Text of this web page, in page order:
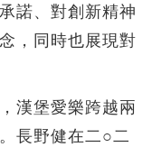
諾、對創新精神
，同時也展現對
漢堡愛樂跨越兩
長野健在二○二